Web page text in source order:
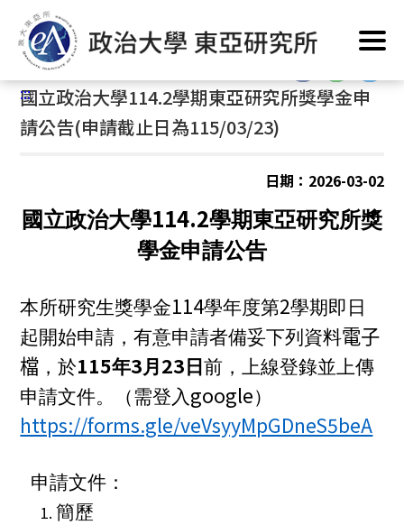
到
要
內
容
首頁/
:::
:::
國立政治大學114.2學期東亞研究所獎學金申
請公告(申請截止日為115/03/23)
日期：2026-03-02
國立政治大學114.2學期東亞研究所獎
學金申請公告
本所研究生獎學金114學年度第2學期即日
起開始申請，有意申請者備妥下列資料電子
檔 ，於115年3月 23 日前，上線登錄並上傳
申請文件。（需登入google）
https://forms.gle/veVsyyMpGDneS5beA
申請文件：
簡歷